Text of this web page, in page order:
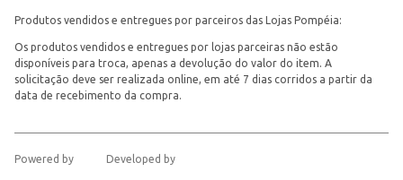
Produtos vendidos e entregues por parceiros das Lojas Pompéia:
Os produtos vendidos e entregues por lojas parceiras não estão
disponíveis para troca, apenas a devolução do valor do item. A
solicitação deve ser realizada online, em até 7 dias corridos a partir da
data de recebimento da compra.
Powered by Developed by